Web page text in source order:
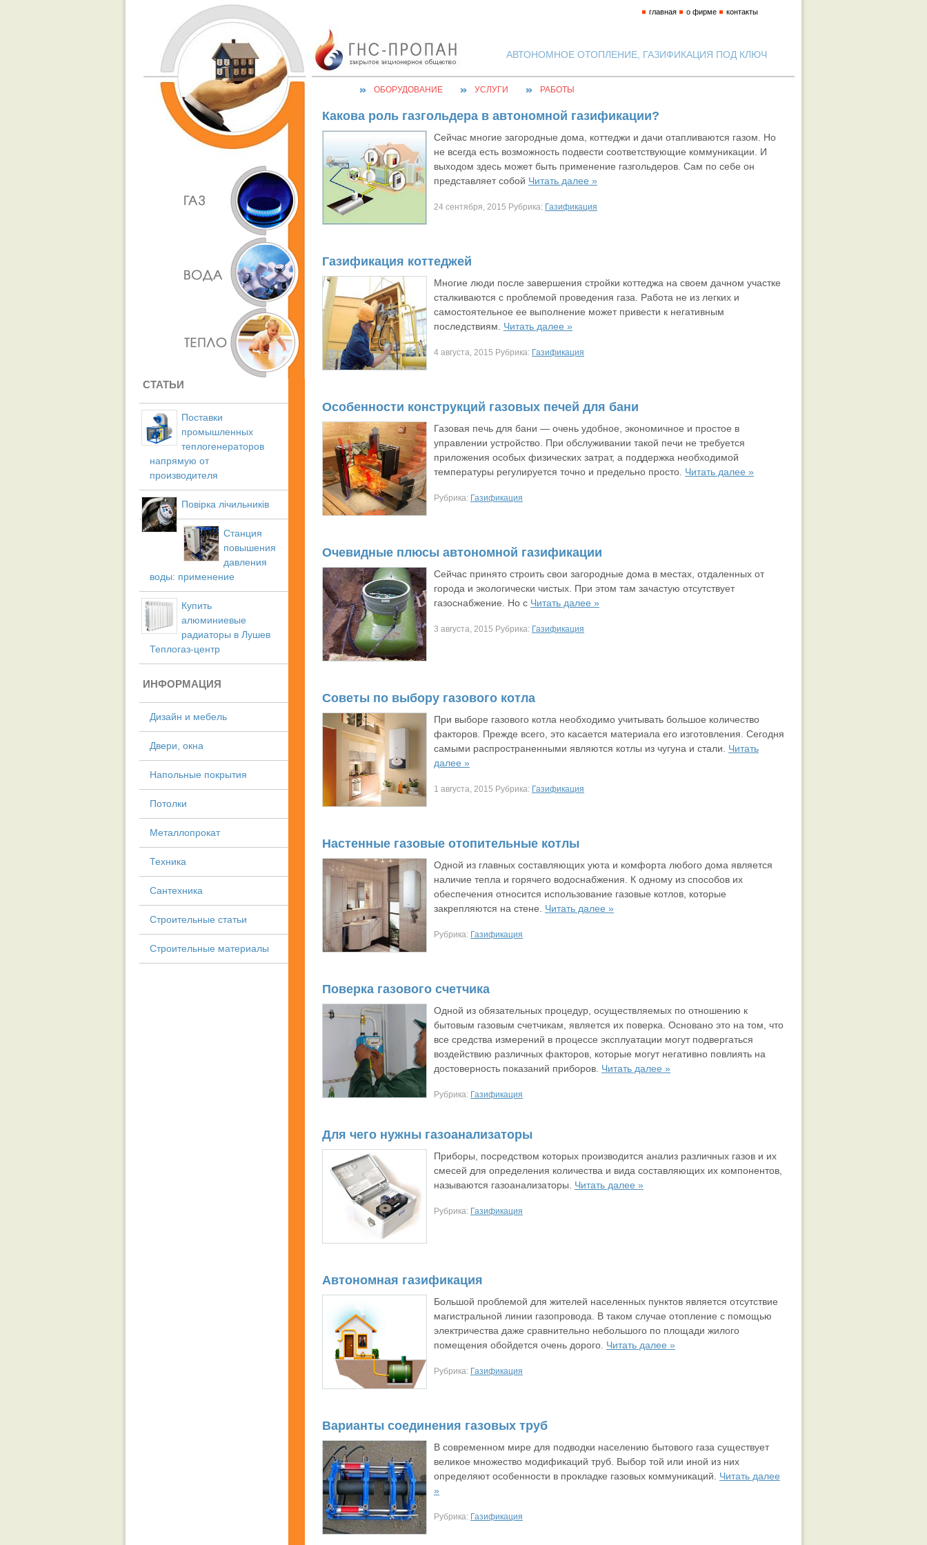
АВТОНОМНОЕ ОТОПЛЕНИЕ, ГАЗИФИКАЦИЯ ПОД КЛЮЧ
главная о фирме контакты
ОБОРУДОВАНИЕ УСЛУГИ РАБОТЫ
СТАТЬИ
Поставки
промышленных
теплогенераторов
напрямую от
производителя
Повірка лічильників
Станция
повышения
давления
воды: применение
Купить
алюминиевые
радиаторы в Лушев
Теплогаз-центр
ИНФОРМАЦИЯ
Дизайн и мебель
Двери, окна
Напольные покрытия
Потолки
Металлопрокат
Техника
Сантехника
Строительные статьи
Строительные материалы
Какова роль газгольдера в автономной газификации?
Сейчас многие загородные дома, коттеджи и дачи отапливаются газом. Но
не всегда есть возможность подвести соответствующие коммуникации. И
выходом здесь может быть применение газгольдеров. Сам по себе он
представляет собой Читать далее »
24 сентября, 2015 Рубрика: Газификация
Газификация коттеджей
Многие люди после завершения стройки коттеджа на своем дачном участке
сталкиваются с проблемой проведения газа. Работа не из легких и
самостоятельное ее выполнение может привести к негативным
последствиям. Читать далее »
4 августа, 2015 Рубрика: Газификация
Особенности конструкций газовых печей для бани
Газовая печь для бани — очень удобное, экономичное и простое в
управлении устройство. При обслуживании такой печи не требуется
приложения особых физических затрат, а поддержка необходимой
температуры регулируется точно и предельно просто. Читать далее »
Рубрика: Газификация
Очевидные плюсы автономной газификации
Сейчас принято строить свои загородные дома в местах, отдаленных от
города и экологически чистых. При этом там зачастую отсутствует
газоснабжение. Но с Читать далее »
3 августа, 2015 Рубрика: Газификация
Советы по выбору газового котла
При выборе газового котла необходимо учитывать большое количество
факторов. Прежде всего, это касается материала его изготовления. Сегодня
самыми распространенными являются котлы из чугуна и стали. Читать
далее »
1 августа, 2015 Рубрика: Газификация
Настенные газовые отопительные котлы
Одной из главных составляющих уюта и комфорта любого дома является
наличие тепла и горячего водоснабжения. К одному из способов их
обеспечения относится использование газовые котлов, которые
закрепляются на стене. Читать далее »
Рубрика: Газификация
Поверка газового счетчика
Одной из обязательных процедур, осуществляемых по отношению к
бытовым газовым счетчикам, является их поверка. Основано это на том, что
все средства измерений в процессе эксплуатации могут подвергаться
воздействию различных факторов, которые могут негативно повлиять на
достоверность показаний приборов. Читать далее »
Рубрика: Газификация
Для чего нужны газоанализаторы
Приборы, посредством которых производится анализ различных газов и их
смесей для определения количества и вида составляющих их компонентов,
называются газоанализаторы. Читать далее »
Рубрика: Газификация
Автономная газификация
Большой проблемой для жителей населенных пунктов является отсутствие
магистральной линии газопровода. В таком случае отопление с помощью
электричества даже сравнительно небольшого по площади жилого
помещения обойдется очень дорого. Читать далее »
Рубрика: Газификация
Варианты соединения газовых труб
В современном мире для подводки населению бытового газа существует
великое множество модификаций труб. Выбор той или иной из них
определяют особенности в прокладке газовых коммуникаций. Читать далее
»
Рубрика: Газификация